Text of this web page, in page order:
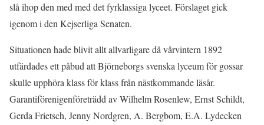
slå ihop den med med det fyrklassiga lyceet. Förslaget gick
igenom i den Kejserliga Senaten.
Situationen hade blivit allt allvarligare då vårvintern 1892
utfärdades ett påbud att Björneborgs svenska lyceum för gossar
skulle upphöra klass för klass från nästkommande läsår.
Garantiförenigenföreträdd av Wilhelm Rosenlew, Ernst Schildt,
Gerda Frietsch, Jenny Nordgren, A. Bergbom, E.A. Lydecken